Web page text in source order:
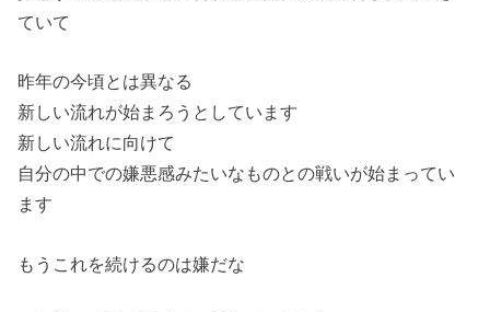
ていて
昨年の今頃とは異なる
新しい流れが始まろうとしています
新しい流れに向けて
自分の中での嫌悪感みたいなものとの戦いが始まってい
ます
もうこれを続けるのは嫌だな